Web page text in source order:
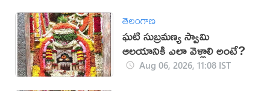
తెలంగాణ
ఘటి సుబ్రమణ్య స్వామి
ఆలయానికి ఎలా వెళ్లాలి అంటే?
Aug 06, 2026, 11:08 IST